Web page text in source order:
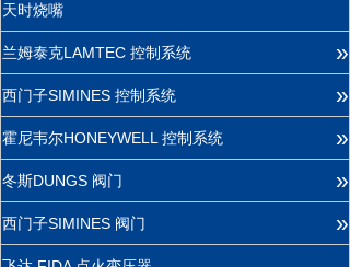
天时烧嘴
兰姆泰克LAMTEC 控制系统 »
西门子SIMINES 控制系统 »
霍尼韦尔HONEYWELL 控制系统 »
冬斯DUNGS 阀门 »
西门子SIMINES 阀门 »